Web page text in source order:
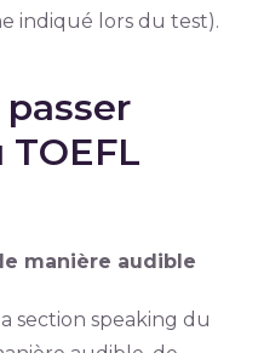
indiqué lors du test).
TOEFL
manière audible
section speaking du